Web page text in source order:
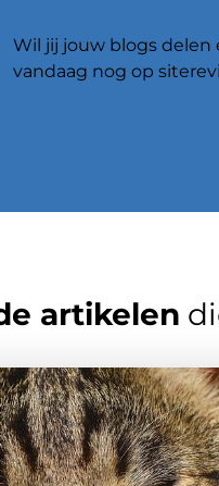
Wil jij jouw blogs
vandaag nog op
artikelen